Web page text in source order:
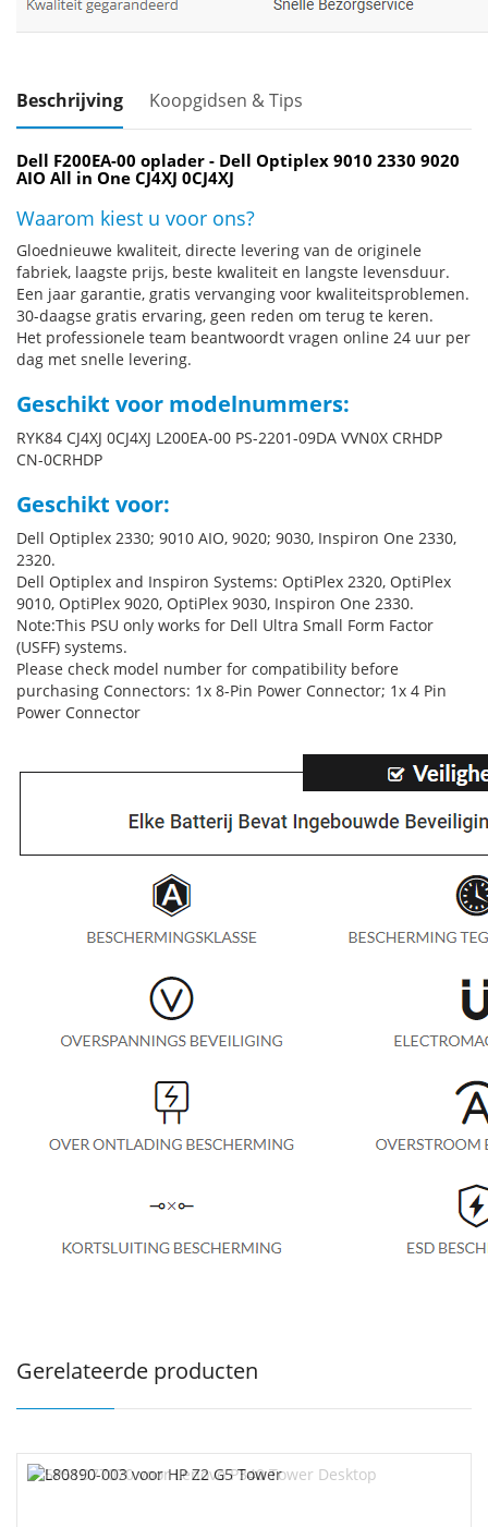
Beschrijving Koopgidsen & Tips
Dell F200EA-00 oplader - Dell Optiplex 9010 2330 9020
AIO All in One CJ4XJ 0CJ4XJ
Waarom kiest u voor ons?
Gloednieuwe kwaliteit, directe levering van de originele
fabriek, laagste prijs, beste kwaliteit en langste levensduur.
Een jaar garantie, gratis vervanging voor kwaliteitsproblemen.
30-daagse gratis ervaring, geen reden om terug te keren.
Het professionele team beantwoordt vragen online 24 uur per
dag met snelle levering.
Geschikt voor modelnummers:
RYK84 CJ4XJ 0CJ4XJ L200EA-00 PS-2201-09DA VVN0X CRHDP
CN-0CRHDP
Geschikt voor:
Dell Optiplex 2330; 9010 AIO, 9020; 9030, Inspiron One 2330,
2320.
Dell Optiplex and Inspiron Systems: OptiPlex 2320, OptiPlex
9010, OptiPlex 9020, OptiPlex 9030, Inspiron One 2330.
Note:This PSU only works for Dell Ultra Small Form Factor
(USFF) systems.
Please check model number for compatibility before
purchasing Connectors: 1x 8-Pin Power Connector; 1x 4 Pin
Power Connector
Gerelateerde producten